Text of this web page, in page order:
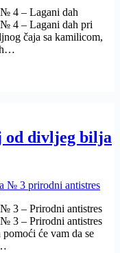
4 – Lagani dah
4 – Lagani dah pri
čaja sa kamilicom,
od divljeg bilja
3 – Prirodni antistres
3 – Prirodni antistres
će vam da se